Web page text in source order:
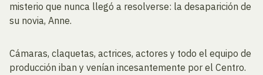
misterio que nunca llegó a resolverse: la desaparición de
su novia, Anne.
Cámaras, claquetas, actrices, actores y todo el equipo de
producción iban y venían incesantemente por el Centro.